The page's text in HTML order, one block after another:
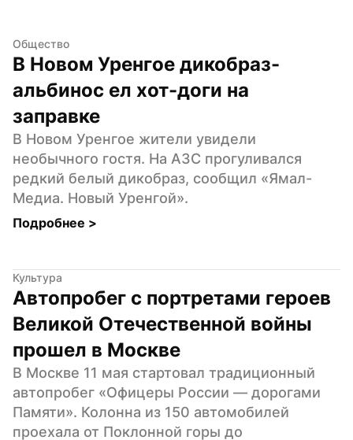
Общество
В Новом Уренгое дикобраз-
альбинос ел хот-доги на
заправке
В Новом Уренгое жители увидели
необычного гостя. На АЗС прогуливался
редкий белый дикобраз, сообщил «Ямал-
Медиа. Новый Уренгой».
Подробнее >
Культура
Автопробег с портретами героев
Великой Отечественной войны
прошел в Москве
В Москве 11 мая стартовал традиционный
автопробег «Офицеры России — дорогами
Памяти». Колонна из 150 автомобилей
проехала от Поклонной горы до